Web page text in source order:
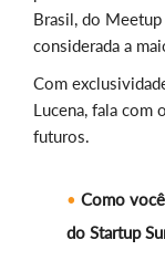
Brasil, do
considerada a
Com
Lucena, fala com
futuros.
Como
do Startup